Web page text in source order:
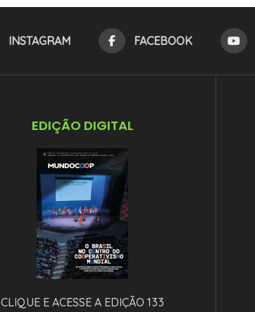
INSTAGRAM FACEBOOK
EDIÇÃO DIGITAL
CLIQUE E ACESSE A EDIÇÃO 133